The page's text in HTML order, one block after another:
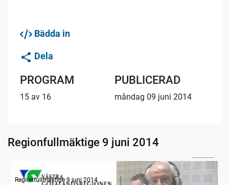
Bädda in
Dela
PROGRAM
15 av 16
PUBLICERAD
måndag 09 juni 2014
Regionfullmäktige 9 juni 2014
Radion informerar
Regionfullmäktige 9 juni 2014